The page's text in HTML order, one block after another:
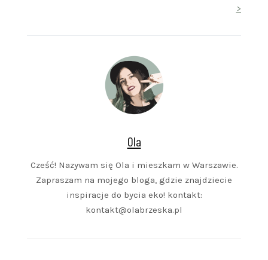
>
Ola
Cześć! Nazywam się Ola i mieszkam w Warszawie.
Zapraszam na mojego bloga, gdzie znajdziecie
inspiracje do bycia eko! kontakt:
kontakt@olabrzeska.pl